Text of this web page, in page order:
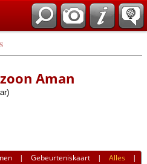
Aman
|Gebeurteniskaart |Alles |